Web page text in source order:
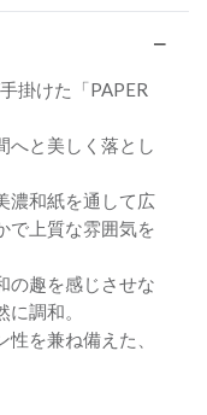
掛けた「PAPER
へと美しく落とし
濃和紙を通して広
で上質な雰囲気を
の趣を感じさせな
調和。
を兼ね備えた、